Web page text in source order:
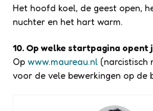
Het hoofd koel, de geest open,
nuchter en het hart warm.
10. Op welke startpagina opent
Op www.maureau.nl (narcistisch
voor de vele bewerkingen op de